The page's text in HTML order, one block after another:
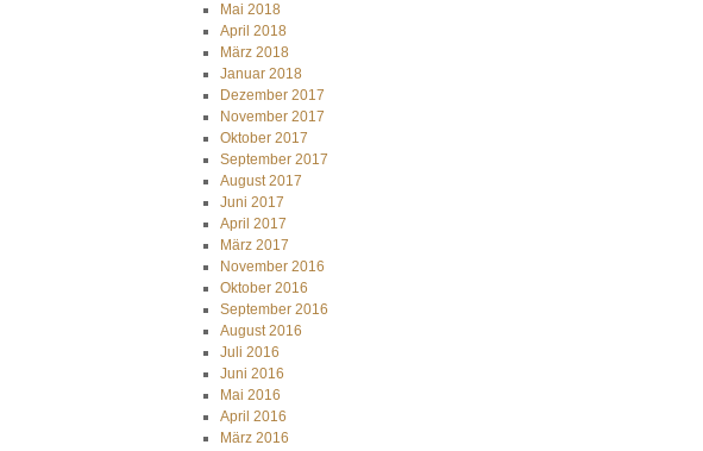
Mai 2018
April 2018
März 2018
Januar 2018
Dezember 2017
November 2017
Oktober 2017
September 2017
August 2017
Juni 2017
April 2017
März 2017
November 2016
Oktober 2016
September 2016
August 2016
Juli 2016
Juni 2016
Mai 2016
April 2016
März 2016